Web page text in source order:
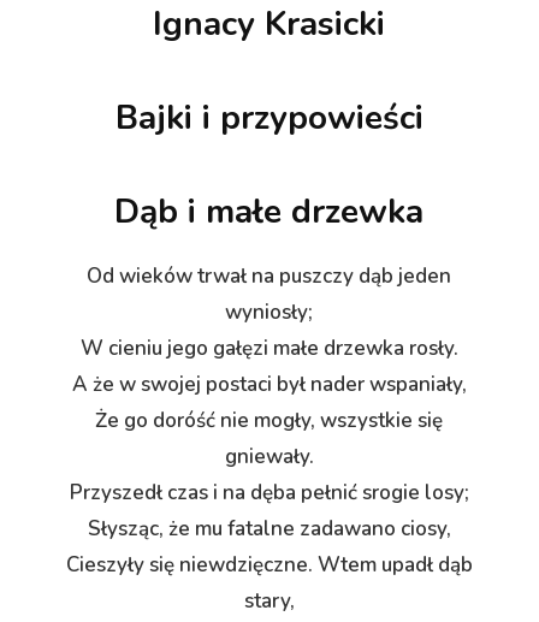
Ignacy Krasicki
Bajki i przypowieści
Dąb i małe drzewka
Od wieków trwał na puszczy dąb jeden
wyniosły;
W cieniu jego gałęzi małe drzewka rosły.
A że w swojej postaci był nader wspaniały,
Że go doróść nie mogły, wszystkie się
gniewały.
Przyszedł czas i na dęba pełnić srogie losy;
Słysząc, że mu fatalne zadawano ciosy,
Cieszyły się niewdzięczne. Wtem upadł dąb
stary,